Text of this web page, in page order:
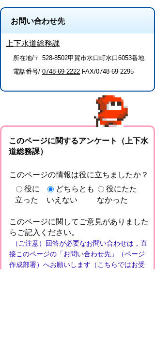
お問い合わせ先
上下水道総務課
所在地/〒 528-8502甲賀市水口町水口6053番地
電話番号/ 0748-69-2222 FAX/0748-69-2295
このページに関するアンケート（上下水
道総務課）
このページの情報は役に立ちましたか？
役に
立った
どちらとも
いえない
役にたた
なかった
このページに関してご意見がありました
らご記入ください。
（ご注意）回答が必要なお問い合わせは，直
接このページの「お問い合わせ先」（ページ
作成部署）へお願いします（こちらではお受